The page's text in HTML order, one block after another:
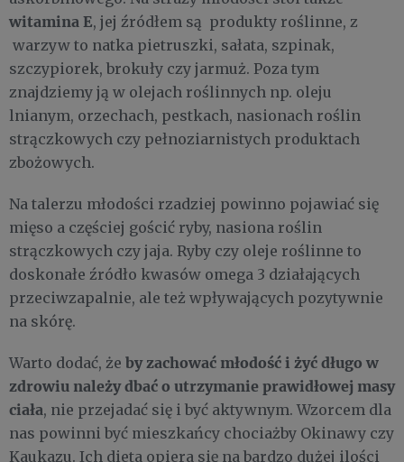
witamina E, jej źródłem są produkty roślinne, z
warzyw to natka pietruszki, sałata, szpinak,
szczypiorek, brokuły czy jarmuż. Poza tym
znajdziemy ją w olejach roślinnych np. oleju
lnianym, orzechach, pestkach, nasionach roślin
strączkowych czy pełnoziarnistych produktach
zbożowych.
Na talerzu młodości rzadziej powinno pojawiać się
mięso a częściej gościć ryby, nasiona roślin
strączkowych czy jaja. Ryby czy oleje roślinne to
doskonałe źródło kwasów omega 3 działających
przeciwzapalnie, ale też wpływających pozytywnie
na skórę.
Warto dodać, że by zachować młodość i żyć długo w
zdrowiu należy dbać o utrzymanie prawidłowej masy
ciała, nie przejadać się i być aktywnym. Wzorcem dla
nas powinni być mieszkańcy chociażby Okinawy czy
Kaukazu. Ich dieta opiera się na bardzo dużej ilości